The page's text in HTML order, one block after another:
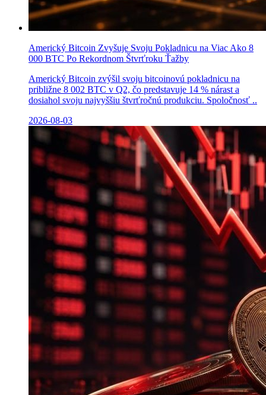
Americký Bitcoin Zvyšuje Svoju Pokladnicu na Viac Ako 8
000 BTC Po Rekordnom Štvrťroku Ťažby
Americký Bitcoin zvýšil svoju bitcoinovú pokladnicu na
približne 8 002 BTC v Q2, čo predstavuje 14 % nárast a
dosiahol svoju najvyššiu štvrťročnú produkciu. Spoločnosť ..
2026-08-03